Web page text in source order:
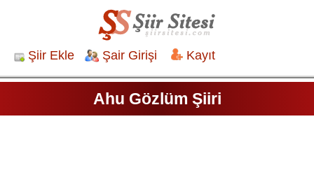
Şiir Ekle Şair Girişi Kayıt
Ahu Gözlüm Şiiri